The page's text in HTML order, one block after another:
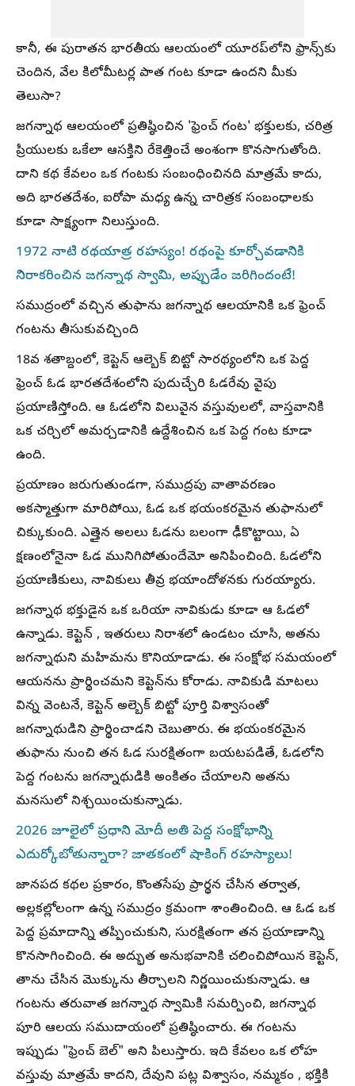
కానీ, ఈ పురాతన భారతీయ ఆలయంలో యూరప్‌లోని ఫ్రాన్స్‌కు
చెందిన, వేల కిలోమీటర్ల పాత గంట కూడా ఉందని మీకు
తెలుసా?
జగన్నాథ ఆలయంలో ప్రతిష్ఠించిన 'ఫ్రెంచ్ గంట' భక్తులకు, చరిత్ర
ప్రియులకు ఒకేలా ఆసక్తిని రేకెత్తించే అంశంగా కొనసాగుతోంది.
దాని కథ కేవలం ఒక గంటకు సంబంధించినది మాత్రమే కాదు,
అది భారతదేశం, ఐరోపా మధ్య ఉన్న చారిత్రక సంబంధాలకు
కూడా సాక్ష్యంగా నిలుస్తుంది.
1972 నాటి రథయాత్ర రహస్యం! రథంపై కూర్చోవడానికి
నిరాకరించిన జగన్నాథ స్వామి, అప్పుడేం జరిగిందంటే!
సముద్రంలో వచ్చిన తుఫాను జగన్నాథ ఆలయానికి ఒక ఫ్రెంచ్
గంటను తీసుకువచ్చింది
18వ శతాబ్దంలో, కెప్టెన్ ఆల్బెక్ బిట్టో సారథ్యంలోని ఒక పెద్ద
ఫ్రెంచ్ ఓడ భారతదేశంలోని పుదుచ్చేరి ఓడరేవు వైపు
ప్రయాణిస్తోంది. ఆ ఓడలోని విలువైన వస్తువులలో, వాస్తవానికి
ఒక చర్చిలో అమర్చడానికి ఉద్దేశించిన ఒక పెద్ద గంట కూడా
ఉంది.
ప్రయాణం జరుగుతుండగా, సముద్రపు వాతావరణం
అకస్మాత్తుగా మారిపోయి, ఓడ ఒక భయంకరమైన తుఫానులో
చిక్కుకుంది. ఎత్తైన అలలు ఓడను బలంగా ఢీకొట్టాయి, ఏ
క్షణంలోనైనా ఓడ మునిగిపోతుందేమో అనిపించింది. ఓడలోని
ప్రయాణికులు, నావికులు తీవ్ర భయాందోళనకు గురయ్యారు.
జగన్నాథ భక్తుడైన ఒక ఒరియా నావికుడు కూడా ఆ ఓడలో
ఉన్నాడు. కెప్టెన్ , ఇతరులు నిరాశలో ఉండటం చూసి, అతను
జగన్నాథుని మహిమను కొనియాడాడు. ఈ సంక్షోభ సమయంలో
ఆయనను ప్రార్థించమని కెప్టెన్‌ను కోరాడు. నావికుడి మాటలు
విన్న వెంటనే, కెప్టెన్ అల్బెక్ బిట్టో పూర్తి విశ్వాసంతో
జగన్నాథుడిని ప్రార్థించాడని చెబుతారు. ఈ భయంకరమైన
తుఫాను నుంచి తన ఓడ సురక్షితంగా బయటపడితే, ఓడలోని
పెద్ద గంటను జగన్నాథుడికి అంకితం చేయాలని అతను
మనసులో నిశ్చయించుకున్నాడు.
2026 జూలైలో ప్రధాని మోదీ అతి పెద్ద సంక్షోభాన్ని
ఎదుర్కోబోతున్నారా? జాతకంలో షాకింగ్ రహస్యాలు!
జానపద కథల ప్రకారం, కొంతసేపు ప్రార్థన చేసిన తర్వాత,
అల్లకల్లోలంగా ఉన్న సముద్రం క్రమంగా శాంతించింది. ఆ ఓడ ఒక
పెద్ద ప్రమాదాన్ని తప్పించుకుని, సురక్షితంగా తన ప్రయాణాన్ని
కొనసాగించింది. ఈ అద్భుత అనుభవానికి చలించిపోయిన కెప్టెన్,
తాను చేసిన మొక్కును తీర్చాలని నిర్ణయించుకున్నాడు. ఆ
గంటను తరువాత జగన్నాథ స్వామికి సమర్పించి, జగన్నాథ
పూరి ఆలయ సముదాయంలో ప్రతిష్ఠించారు. ఈ గంటను
ఇప్పుడు "ఫ్రెంచ్ బెల్" అని పిలుస్తారు. ఇది కేవలం ఒక లోహ
వస్తువు మాత్రమే కాదని, దేవుని పట్ల విశ్వాసం, నమ్మకం , భక్తికి